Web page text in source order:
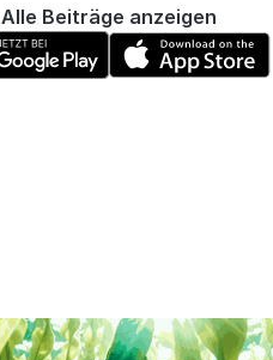
Alle Beiträge anzeigen